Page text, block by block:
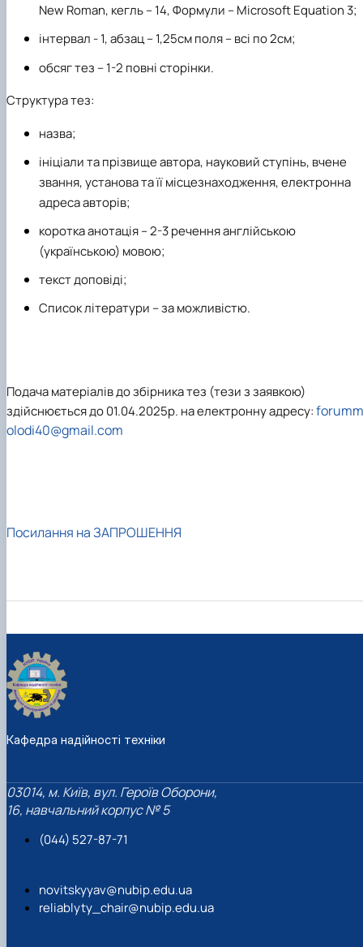
New Roman, кегль – 14, Формули – Microsoft Equation 3;
інтервал - 1, абзац – 1,25см поля – всі по 2см;
обсяг тез – 1-2 повні сторінки.
Структура тез:
назва;
ініціали та прізвище автора, науковий ступінь, вчене
звання, установа та її місцезнаходження, електронна
адреса авторів;
коротка анотація – 2-3 речення англійською
(українською) мовою;
текст доповіді;
Список літератури – за можливістю.
Подача матеріалів до збірника тез (тези з заявкою)
здійснюється до 01.04.2025р. на електронну адресу:forumm
olodi40@gmail.com
Посилання на ЗАПРОШЕННЯ
Кафедра надійності техніки
03014, м. Київ, вул. Героїв Оборони,
16, навчальний корпус № 5
(044) 527-87-71
novitskyyav@nubip.edu.ua
reliablyty_chair@nubip.edu.ua